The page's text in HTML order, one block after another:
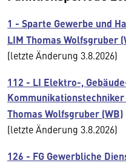
1 - Sparte Gewerbe und
LIM Thomas Wolfsgruber
(letzte Änderung 3.8.2026)
112 - LI Elektro-,
Thomas Wolfsgruber (WB)
(letzte Änderung 3.8.2026)
126 - FG Gewerbliche